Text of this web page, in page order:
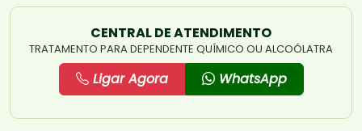
CENTRAL DE ATENDIMENTO
TRATAMENTO PARA DEPENDENTE QUÍMICO OU ALCOÓLATRA
Ligar Agora WhatsApp